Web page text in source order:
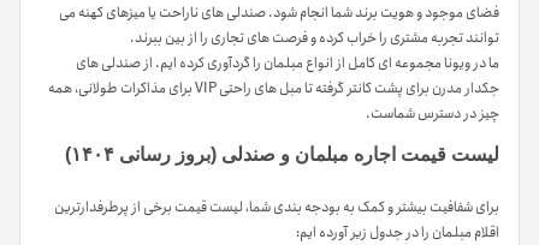
فضای موجود و هویت برند شما انجام شود. صندلی های ناراحت یا میزهای کهنه می
توانند تجربه مشتری را خراب کرده و فرصت های تجاری را از بین ببرند.
ما در ویونا مجموعه ای کامل از انواع مبلمان را گردآوری کرده ایم. از صندلی های
جکدار مدرن برای پشت کانتر گرفته تا مبل های راحتی VIP برای مذاکرات طولانی، همه
چیز در دسترس شماست.
لیست قیمت اجاره مبلمان و صندلی (بروز رسانی ۱۴۰۴)
برای شفافیت بیشتر و کمک به بودجه بندی شما، لیست قیمت برخی از پرطرفدارترین
اقلام مبلمان را در جدول زیر آورده ایم: